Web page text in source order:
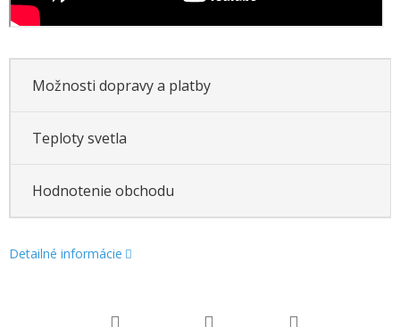
Možnosti dopravy a platby
Teploty svetla
Hodnotenie obchodu
Detailné informácie